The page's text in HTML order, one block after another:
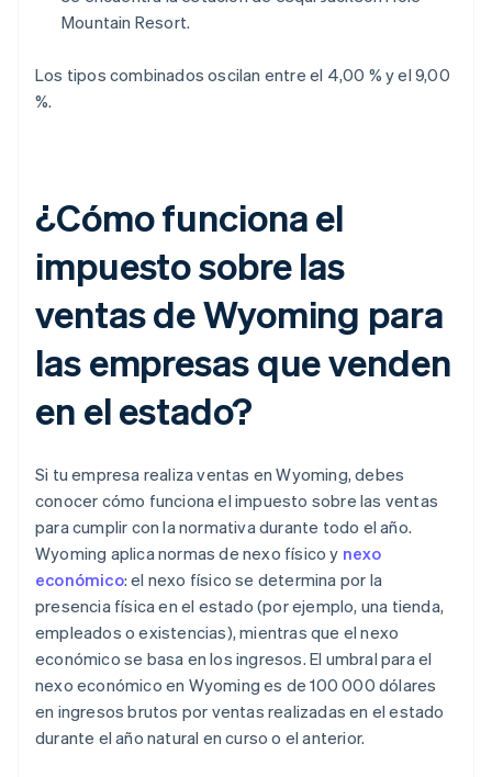
Mountain Resort.
Los tipos combinados oscilan entre el 4,00 % y el 9,00
%.
¿Cómo funciona el
impuesto sobre las
ventas de Wyoming para
las empresas que venden
en el estado?
Si tu empresa realiza ventas en Wyoming, debes
conocer cómo funciona el impuesto sobre las ventas
para cumplir con la normativa durante todo el año.
Wyoming aplica normas de nexo físico y nexo
económico: el nexo físico se determina por la
presencia física en el estado (por ejemplo, una tienda,
empleados o existencias), mientras que el nexo
económico se basa en los ingresos. El umbral para el
nexo económico en Wyoming es de 100 000 dólares
en ingresos brutos por ventas realizadas en el estado
durante el año natural en curso o el anterior.